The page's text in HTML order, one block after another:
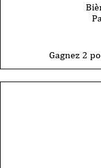
Gagnez 2